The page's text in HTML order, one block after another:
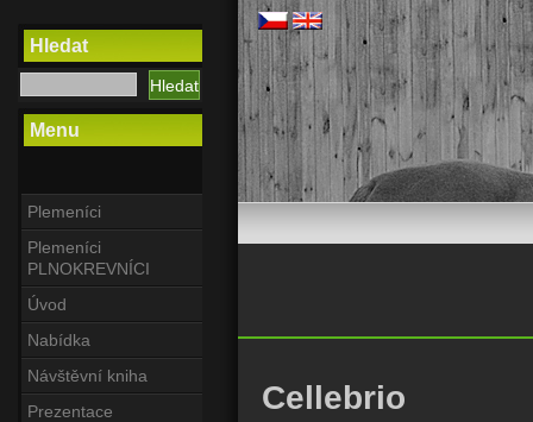
Hledat
Menu
Plemeníci
Plemeníci
PLNOKREVNÍCI
Úvod
Nabídka
Návštěvní kniha
Prezentace
Cellebrio